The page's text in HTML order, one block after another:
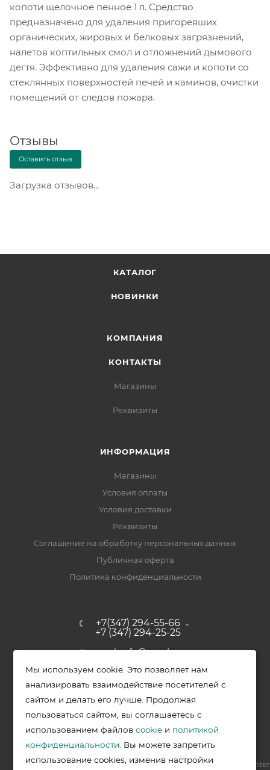
копоти щелочное пенное 1 л. Средство
предназначено для удаления пригоревших
органических, жировых и белковых загрязнений,
налетов коптильных смол и отложнений дымового
дегтя. Эффективно для удаления сажи и копоти со
стеклянных поверхностей печей и каминов, очистки
помещений от следов пожара.
Отзывы
Оставить отзыв
Загрузка отзывов...
КАТАЛОГ
НОВИНКИ
КОМПАНИЯ
КОНТАКТЫ
Магазины
Реквизиты
ИНФОРМАЦИЯ
Магазины
Условия оплаты
Условия доставки
Реквизиты
Соглашение на обработку персональных данных
Публичная оферта
Политика конфиденциальности
+7(347) 294-55-66
+7 (347) 294-25-25
upak-ufa@yandex.ru
Уфимский район, с. Зубово, ул.
Полевая, д. 44/2, к. 2
2026 © Меркурий - упаковочная продукция от ведущих
производителей в Уфе
Разработка —
VIS.center
Мы используем cookie. Это позволяет нам
анализировать взаимодействие посетителей с
сайтом и делать его лучше. Продолжая
пользоваться сайтом, вы соглашаетесь с
использованием файловcookie и политикой
конфиденциальности . Вы можете запретить
использование cookies, изменив настройки